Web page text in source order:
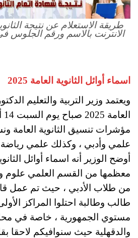
الانترنت بالاسم ورقم الجلوس
اسماء أوائل الثانوية العامة 2025
ويعتمد وزير التربية والتعليم
مؤشرات تنسيق الثانوية العامة
علمي وأدبي ، وكذلك علمي
أوضح الوزير أنه اسماء أوائل
معظمها من القسم العلمي علوم
طالب وطالبة احتلوا المراكز
مستوي الجمهورية ، خاصة في
والدقهلية حيث سنوافيكم لاحقا